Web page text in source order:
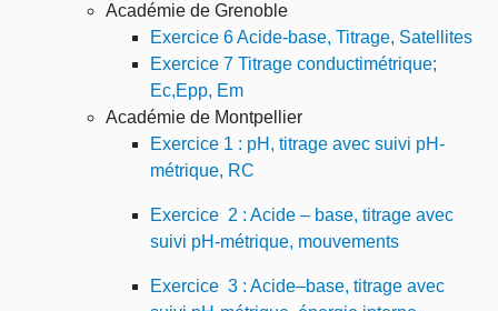
Académie de Grenoble
Exercice 6 Acide-base, Titrage, Satellites
Exercice 7 Titrage conductimétrique;
Ec,Epp, Em
Académie de Montpellier
Exercice 1 : pH, titrage avec suivi pH-
métrique, RC
Exercice 2 : Acide – base, titrage avec
suivi pH-métrique, mouvements
Exercice 3 : Acide–base, titrage avec